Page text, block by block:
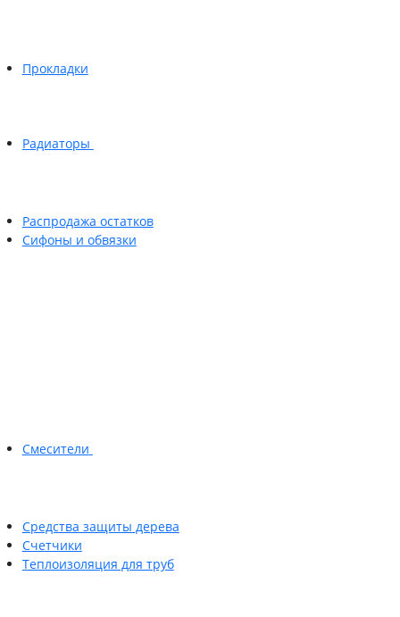
Прокладки
Радиаторы
Распродажа остатков
Сифоны и обвязки
Смесители
Средства защиты дерева
Счетчики
Теплоизоляция для труб